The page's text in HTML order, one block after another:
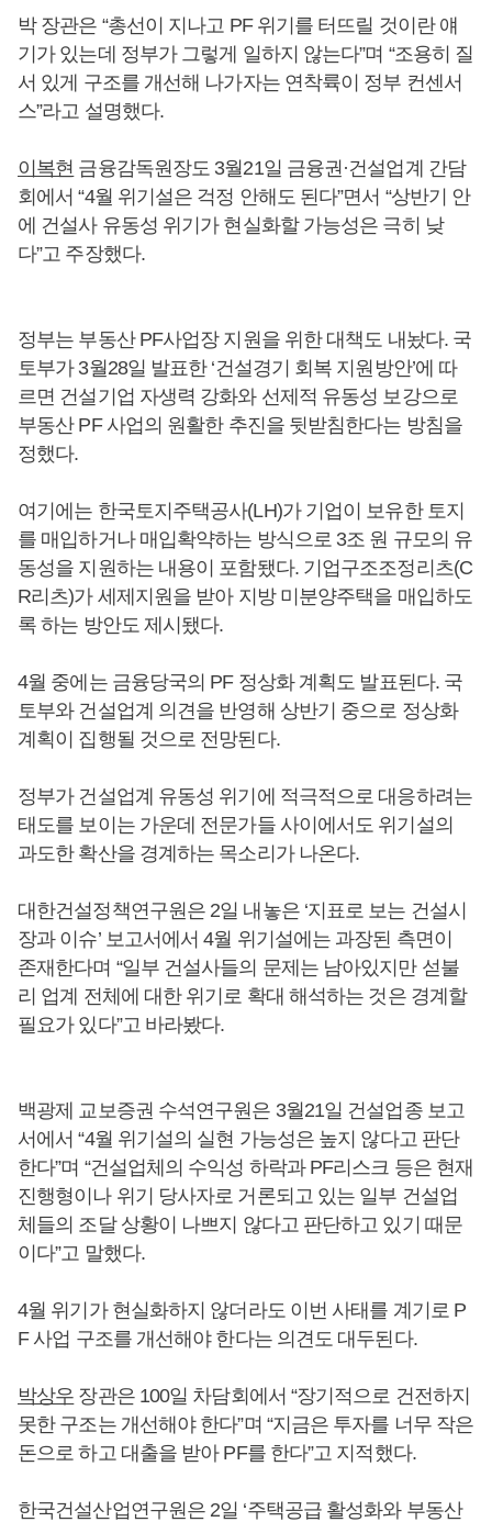
박 장관은 “총선이 지나고 PF 위기를 터뜨릴 것이란 얘
기가 있는데 정부가 그렇게 일하지 않는다”며 “조용히 질
서 있게 구조를 개선해 나가자는 연착륙이 정부 컨센서
스”라고 설명했다.
이복현 금융감독원장도 3월21일 금융권·건설업계 간담
회에서 “4월 위기설은 걱정 안해도 된다”면서 “상반기 안
에 건설사 유동성 위기가 현실화할 가능성은 극히 낮
다”고 주장했다.
정부는 부동산 PF사업장 지원을 위한 대책도 내놨다. 국
토부가 3월28일 발표한 ‘건설경기 회복 지원방안’에 따
르면 건설기업 자생력 강화와 선제적 유동성 보강으로
부동산 PF 사업의 원활한 추진을 뒷받침한다는 방침을
정했다.
여기에는 한국토지주택공사(LH)가 기업이 보유한 토지
를 매입하거나 매입확약하는 방식으로 3조 원 규모의 유
동성을 지원하는 내용이 포함됐다. 기업구조조정리츠(C
R리츠)가 세제지원을 받아 지방 미분양주택을 매입하도
록 하는 방안도 제시됐다.
4월 중에는 금융당국의 PF 정상화 계획도 발표된다. 국
토부와 건설업계 의견을 반영해 상반기 중으로 정상화
계획이 집행될 것으로 전망된다.
정부가 건설업계 유동성 위기에 적극적으로 대응하려는
태도를 보이는 가운데 전문가들 사이에서도 위기설의
과도한 확산을 경계하는 목소리가 나온다.
대한건설정책연구원은 2일 내놓은 ‘지표로 보는 건설시
장과 이슈’ 보고서에서 4월 위기설에는 과장된 측면이
존재한다며 “일부 건설사들의 문제는 남아있지만 섣불
리 업계 전체에 대한 위기로 확대 해석하는 것은 경계할
필요가 있다”고 바라봤다.
백광제 교보증권 수석연구원은 3월21일 건설업종 보고
서에서 “4월 위기설의 실현 가능성은 높지 않다고 판단
한다”며 “건설업체의 수익성 하락과 PF리스크 등은 현재
진행형이나 위기 당사자로 거론되고 있는 일부 건설업
체들의 조달 상황이 나쁘지 않다고 판단하고 있기 때문
이다”고 말했다.
4월 위기가 현실화하지 않더라도 이번 사태를 계기로 P
F 사업 구조를 개선해야 한다는 의견도 대두된다.
박상우 장관은 100일 차담회에서 “장기적으로 건전하지
못한 구조는 개선해야 한다”며 “지금은 투자를 너무 작은
돈으로 하고 대출을 받아 PF를 한다”고 지적했다.
한국건설산업연구원은 2일 ‘주택공급 활성화와 부동산